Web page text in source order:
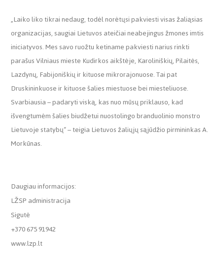
„Laiko liko tikrai nedaug, todėl norėtųsi pakviesti visas žaliąsias
organizacijas, saugiai Lietuvos ateičiai neabejingus žmones imtis
iniciatyvos. Mes savo ruožtu ketiname pakviesti narius rinkti
parašus Vilniaus mieste Kudirkos aikštėje, Karoliniškių, Pilaitės,
Lazdynų, Fabijoniškių ir kituose mikrorajonuose. Tai pat
Druskininkuose ir kituose šalies miestuose bei miesteliuose.
Svarbiausia – padaryti viską, kas nuo mūsų priklauso, kad
išvengtumėm šalies biudžetui nuostolingo branduolinio monstro
Lietuvoje statybų“ – teigia Lietuvos žaliųjų sąjūdžio pirmininkas A.
Morkūnas.
Daugiau informacijos:
LŽSP administracija
Sigutė
+370 675 91942
www.lzp.lt